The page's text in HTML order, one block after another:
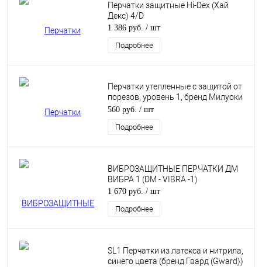
Перчатки защитные Hi-Dex (Хай
Декс) 4/D
1 386 руб. / шт
Подробнее
Перчатки утепленные с защитой от
порезов, уровень 1, бренд Милуоки
(Milwaukee)
560 руб. / шт
Подробнее
ВИБРОЗАЩИТНЫЕ ПЕРЧАТКИ ДМ
ВИБРА 1 (DM - VIBRA -1)
1 670 руб. / шт
Подробнее
SL1 Перчатки из латекса и нитрила,
синего цвета (бренд Гвард (Gward))